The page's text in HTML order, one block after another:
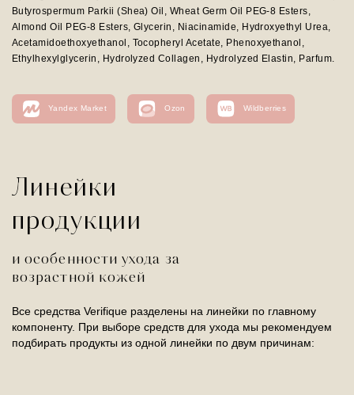
Butyrospermum Parkii (Shea) Oil, Wheat Germ Oil PEG-8 Esters,
Almond Oil PEG-8 Esters, Glycerin, Niacinamide, Hydroxyethyl Urea,
Acetamidoethoxyethanol, Tocopheryl Acetate, Phenoxyethanol,
Ethylhexylglycerin, Hydrolyzed Collagen, Hydrolyzed Elastin, Parfum.
Yandex Market Ozon Wildberries
Линейки
продукции
и особенности ухода за
возрастной кожей
Все средства Verifique разделены на линейки по главному
компоненту. При выборе средств для ухода мы рекомендуем
подбирать продукты из одной линейки по двум причинам: